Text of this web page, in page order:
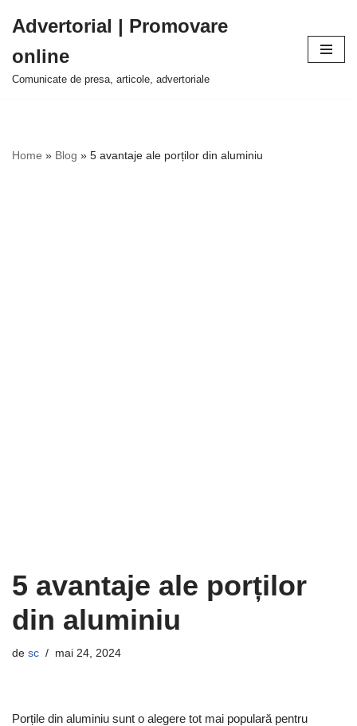
la
conținut
Advertorial | Promovare
online
Comunicate de presa, articole, advertoriale
Home » Blog » 5 avantaje ale porților din aluminiu
5 avantaje ale porților
din aluminiu
de sc mai 24, 2024
Porțile din aluminiu sunt o alegere tot mai populară pentru